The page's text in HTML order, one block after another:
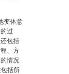
变体意
过
包括
、方
情况
括所